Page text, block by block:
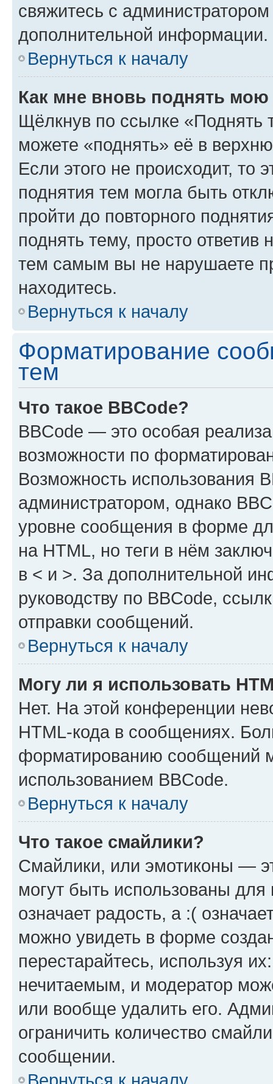
свяжитесь с
дополнительной информации.
Вернуться к началу
Как мне вновь поднять мою
Щёлкнув по ссылке «Поднять
можете «поднять» её в
Если этого не происходит, то
поднятия тем могла быть
пройти до повторного
поднять тему, просто ответив
тем самым вы не нарушаете
находитесь.
Вернуться к началу
Форматирование
тем
Что такое BBCode?
BBCode — это особая
возможности по
Возможность использования
администратором, однако
уровне сообщения в форме
на HTML, но теги в нём
в < и >. За дополнительной
руководству по BBCode,
отправки сообщений.
Вернуться к началу
Могу ли я использовать
Нет. На этой конференции
HTML-кода в сообщениях.
форматированию сообщений
использованием BBCode.
Вернуться к началу
Что такое смайлики?
Смайлики, или эмотиконы —
могут быть использованы
означает радость, а :(
можно увидеть в форме
перестарайтесь, используя
нечитаемым, и модератор
или вообще удалить его.
ограничить количество
сообщении.